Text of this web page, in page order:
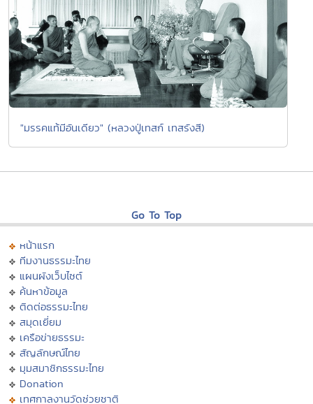
"มรรคแท้มีอันเดียว" (หลวงปู่เทสก์ เทสรังสี)
Go To Top
หน้าแรก
ทีมงานธรรมะไทย
แผนผังเว็บไซต์
ค้นหาข้อมูล
ติดต่อธรรมะไทย
สมุดเยี่ยม
เครือข่ายธรรมะ
สัญลักษณ์ไทย
มุมสมาชิกธรรมะไทย
Donation
เทศกาลงานวัดช่วยชาติ